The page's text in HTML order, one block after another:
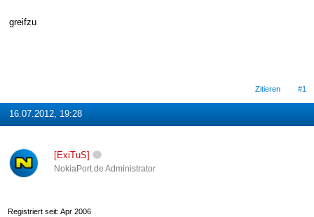
greifzu
Zitieren #1
16.07.2012, 19:28
[ExiTuS]
NokiaPort.de Administrator
Registriert seit: Apr 2006